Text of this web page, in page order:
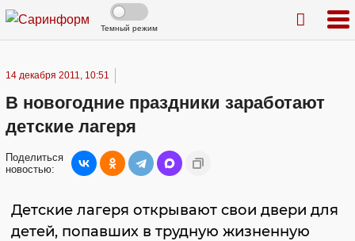
Темный режим
14 декабря 2011, 10:51
В новогодние праздники заработают
детские лагеря
Поделиться
новостью:
Детские лагеря открывают свои двери для
детей, попавших в трудную жизненную